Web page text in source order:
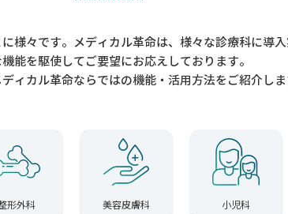
様々です。メディカル革命は、様々な診療科に導入
能を駆使してご要望にお応えしております。
ィカル革命ならではの機能・活用方法をご紹介しま
形外科 美容皮膚科 小児科